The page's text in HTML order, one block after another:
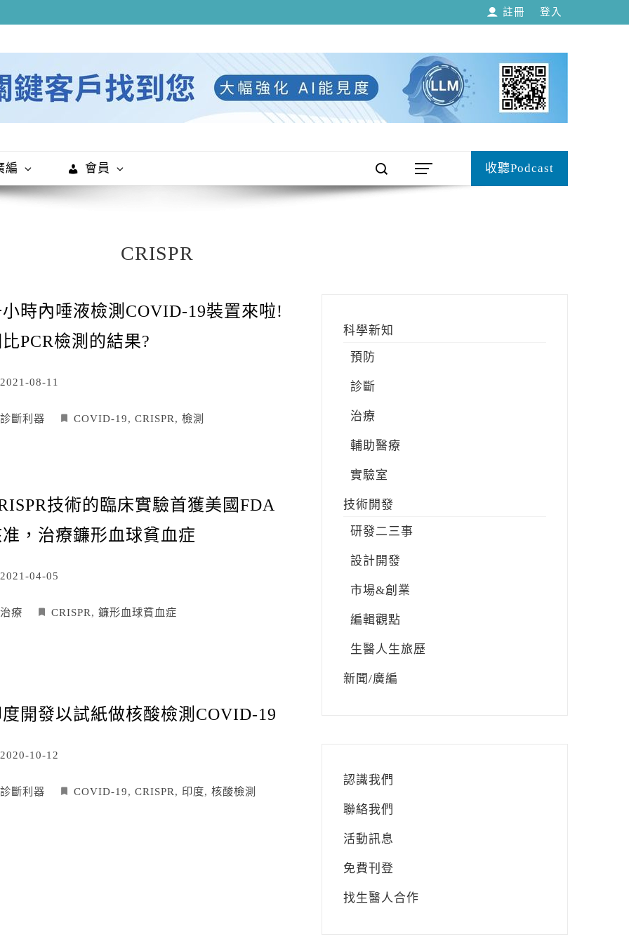
註冊 登入
編 會員 收聽Podcast
CRISPR
時內唾液檢測COVID-19裝置來啦!
PCR檢測的結果?
2021-08-11
診斷利器 COVID-19, CRISPR, 檢測
技術的臨床實驗首獲美國FDA
，治療鐮形血球貧血症
2021-04-05
治療 CRISPR, 鐮形血球貧血症
開發以試紙做核酸檢測COVID-19
2020-10-12
診斷利器 COVID-19, CRISPR, 印度, 核酸檢測
科學新知
預防
診斷
治療
輔助醫療
實驗室
技術開發
研發二三事
設計開發
市場&創業
編輯觀點
生醫人生旅歷
新聞/廣編
認識我們
聯絡我們
活動訊息
免費刊登
找生醫人合作